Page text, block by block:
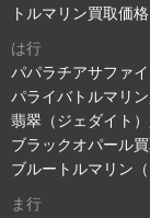
トルマリン買取価格
は行
パパラチアサファ
パライバトルマリ
翡翠（ジェダイト
ブラックオパール
ブルートルマリン
ま行